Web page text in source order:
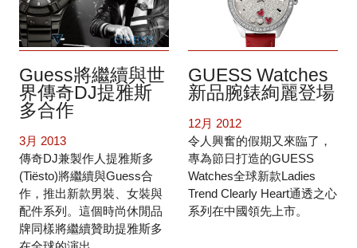
Guess將繼續與世
界傳奇DJ提雅斯
多合作
3月 2013
傳奇DJ兼製作人提雅斯多
(Tiësto)將繼續與Guess合
作，推出新款男裝、女裝與
配件系列。這個時尚休閒品
牌同樣將繼續贊助提雅斯多
GUESS Watches
新品腕錶絢麗登場
12月 2012
令人興奮的假期又來臨了，
專為節日打造的GUESS
Watches全球新款Ladies
Trend Clearly Heart通透之心
系列在中國領先上市。